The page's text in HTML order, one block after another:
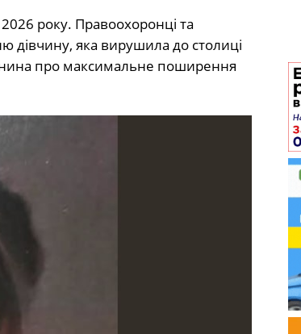
року. Правоохоронці та
дівчину, яка вирушила до столиці
про максимальне поширення